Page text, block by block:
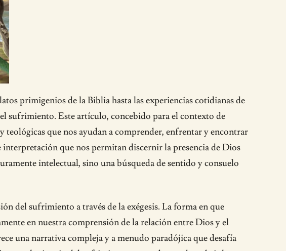
primigenios de la Biblia hasta las experiencias cotidianas de
sufrimiento. Este artículo, concebido para el contexto de
que nos ayudan a comprender, enfrentar y encontrar
interpretación que nos permitan discernir la presencia de Dios
intelectual, sino una búsqueda de sentido y consuelo
del sufrimiento a través de la exégesis. La forma en que
en nuestra comprensión de la relación entre Dios y el
una narrativa compleja y a menudo paradójica que desafía